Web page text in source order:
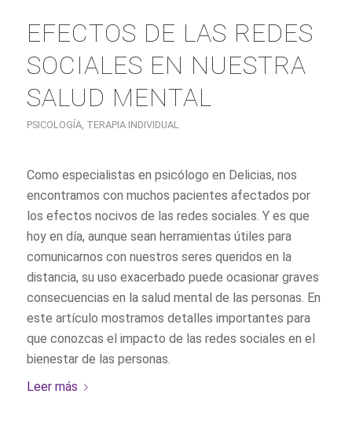
EFECTOS DE LAS REDES
SOCIALES EN NUESTRA
SALUD MENTAL
PSICOLOGÍA, TERAPIA INDIVIDUAL
Como especialistas en psicólogo en Delicias, nos
encontramos con muchos pacientes afectados por
los efectos nocivos de las redes sociales. Y es que
hoy en día, aunque sean herramientas útiles para
comunicarnos con nuestros seres queridos en la
distancia, su uso exacerbado puede ocasionar graves
consecuencias en la salud mental de las personas. En
este artículo mostramos detalles importantes para
que conozcas el impacto de las redes sociales en el
bienestar de las personas.
Leer más